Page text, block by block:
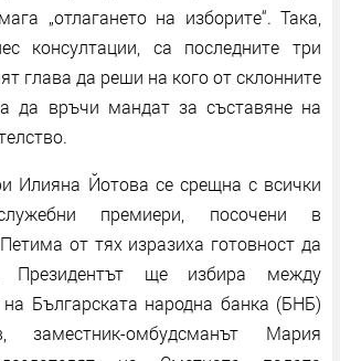
„отлагането на изборите“. Така,
консултации, са последните три
глава да реши на кого от склонните
да връчи мандат за съставяне на
Илияна Йотова се срещна с всички
премиери, посочени в
от тях изразиха готовност да
Президентът ще избира между
на Българската народна банка (БНБ)
заместник-омбудсманът Мария